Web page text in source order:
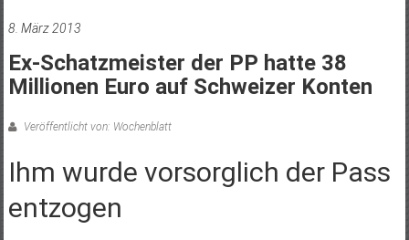
8. März 2013
Ex-Schatzmeister der PP hatte 38
Millionen Euro auf Schweizer Konten
Veröffentlicht von: Wochenblatt
Ihm wurde vorsorglich der Pass
entzogen